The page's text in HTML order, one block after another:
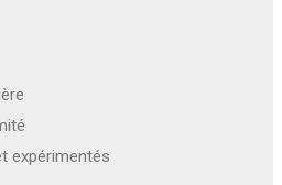
expérimentés